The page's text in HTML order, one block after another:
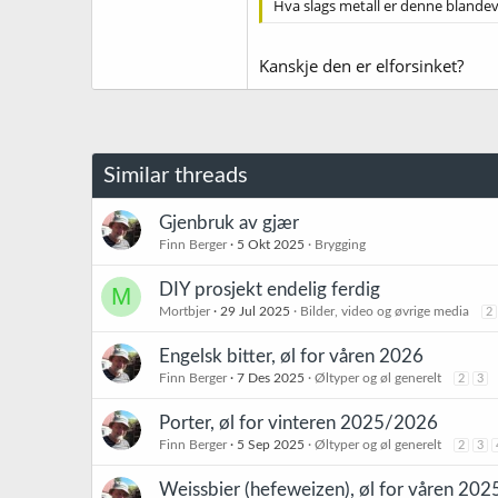
Hva slags metall er denne
Kanskje den er elforsinket?
Similar threads
Gjenbruk av gjær
Finn Berger 5 Okt 2025 Brygging
M DIY prosjekt endelig ferdig
Mortbjer 29 Jul 2025 Bilder, video og øvrige media 2
Engelsk bitter, øl for våren 2026
Finn Berger 7 Des 2025 Øltyper og øl generelt 2 3
Porter, øl for vinteren 2025/2026
Finn Berger 5 Sep 2025 Øltyper og øl generelt 2 3
Weissbier (hefeweizen), øl for våren